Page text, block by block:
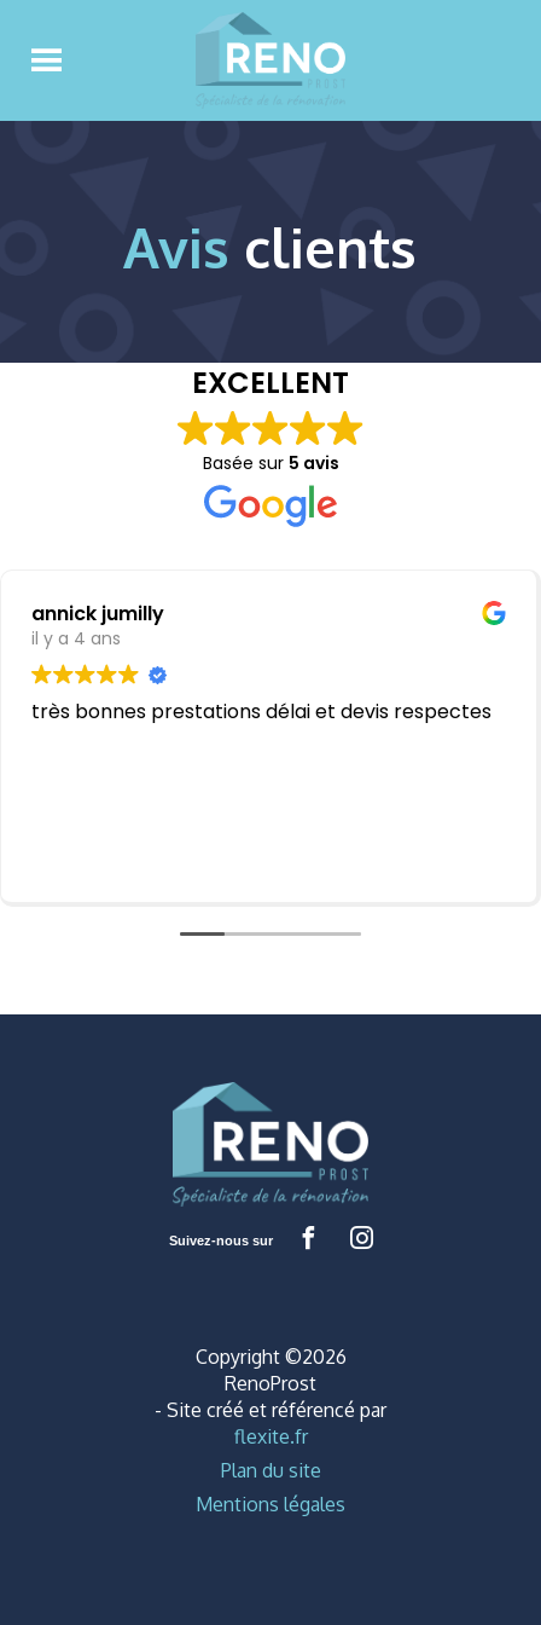
Avis clients
EXCELLENT
Basée sur 5 avis
annick jumilly
il y a 4 ans
très bonnes prestations délai et devis respectes
Copyright ©2026
RenoProst
- Site créé et référencé par
flexite.fr
Plan du site
Mentions légales